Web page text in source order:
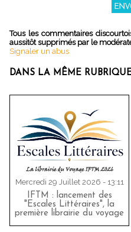
Tous les commentaires
aussitôt supprimés par le
Signaler un abus
DANS LA MÊME
Mercredi 29 Juillet 2026 - 13:11
IFTM : lancement des
"Escales Littéraires", la
première librairie du voyage